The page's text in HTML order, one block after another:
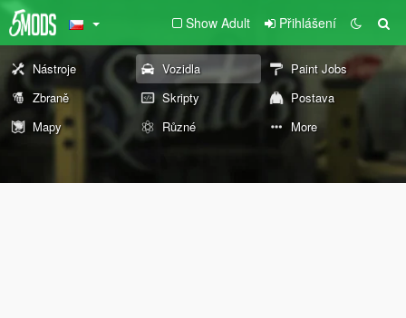
Show Adult Přihlášení
Nástroje Vozidla
Paint Jobs
Zbraně
Skripty
Postava
Mapy
Různé More